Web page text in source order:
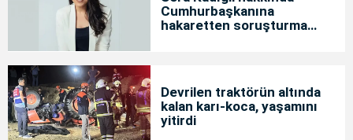
Cumhurbaşkanına
hakaretten soruşturma
Devrilen traktörün altında
kalan karı-koca, yaşamını
yitirdi